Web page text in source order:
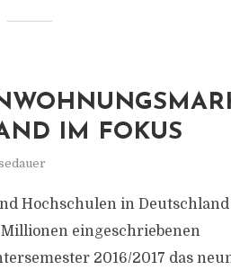
IM FOKUS
Hochschulen in Deutschland
eingeschriebenen
2016/2017 das